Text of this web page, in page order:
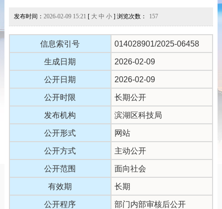
发布时间： 2026-02-09 15:21 [ 大 中 小] 浏览次数： 157
信息索引号 014028901/2025-06458
生成日期 2026-02-09
公开日期 2026-02-09
公开时限 长期公开
发布机构 滨湖区科技局
公开形式 网站
公开方式 主动公开
公开范围 面向社会
有效期 长期
公开程序 部门内部审核后公开